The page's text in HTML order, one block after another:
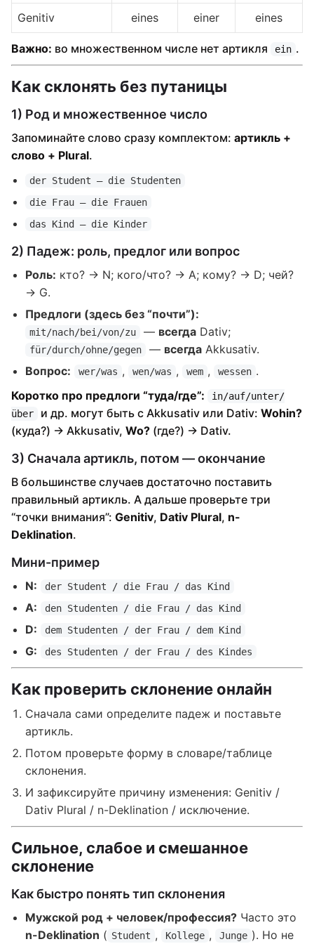
Genitiv eines einer eines
Важно: во множественном числе нет артикля ein .
Как склонять без путаницы
1) Род и множественное число
Запоминайте слово сразу комплектом: артикль +
слово + Plural.
der Student — die Studenten
die Frau — die Frauen
das Kind — die Kinder
2) Падеж: роль, предлог или вопрос
Роль: кто? → N; кого/что? → A; кому? → D; чей?
→ G.
Предлоги (здесь без “почти”):
mit/nach/bei/von/zu — всегда Dativ;
für/durch/ohne/gegen — всегда Akkusativ.
Вопрос:
wer/was , wen/was , wem , wessen .
Коротко про предлоги “туда/где”:
in/auf/unter/
über
и др. могут быть с Akkusativ или Dativ: Wohin?
(куда?) → Akkusativ, Wo? (где?) → Dativ.
3) Сначала артикль, потом — окончание
В большинстве случаев достаточно поставить
правильный артикль. А дальше проверьте три
“точки внимания”: Genitiv, Dativ Plural, n-
Deklination.
Мини-пример
N: der Student / die Frau / das Kind
A: den Studenten / die Frau / das Kind
D: dem Studenten / der Frau / dem Kind
G: des Studenten / der Frau / des Kindes
Как проверить склонение онлайн
Сначала сами определите падеж и поставьте
артикль.
Потом проверьте форму в словаре/таблице
склонения.
И зафиксируйте причину изменения: Genitiv /
Dativ Plural / n-Deklination / исключение.
Сильное, слабое и смешанное
склонение
Как быстро понять тип склонения
Мужской род + человек/профессия? Часто это
n-Deklination ( Student , Kollege , Junge ). Но не